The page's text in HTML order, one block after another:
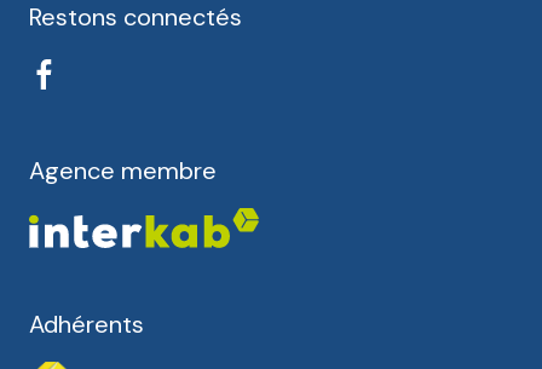
Restons connectés
Agence membre
Adhérents